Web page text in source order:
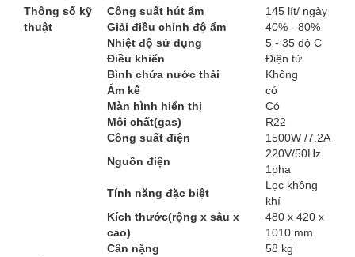
Thông số kỹ
thuật
Công suất hút ẩm
145 lít/ ngày
Giải điều chỉnh độ ẩm
40% - 80%
Nhiệt độ sử dụng
5 - 35 độ C
Điều khiển
Điện tử
Bình chứa nước thải
Không
Ẩm kế
có
Màn hình hiển thị
Có
Môi chất(gas)
R22
Công suất điện
1500W /7.2A
Nguồn điện
220V/50Hz
1pha
Tính năng đặc biệt
Lọc không
khí
Kích thước(rộng x sâu x
cao)
480 x 420 x
1010 mm
Cân nặng
58 kg